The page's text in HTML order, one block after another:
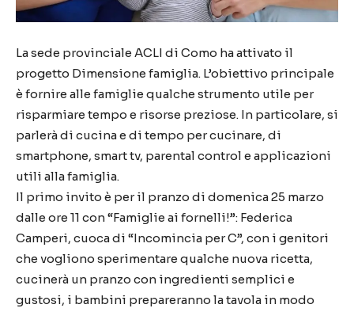
La sede provinciale ACLI di Como ha attivato il
progetto Dimensione famiglia. L’obiettivo principale
è fornire alle famiglie qualche strumento utile per
risparmiare tempo e risorse preziose. In particolare, si
parlerà di cucina e di tempo per cucinare, di
smartphone, smart tv, parental control e applicazioni
utili alla famiglia.
Il primo invito è per il pranzo di domenica 25 marzo
dalle ore 11 con “Famiglie ai fornelli!”: Federica
Camperi, cuoca di “Incomincia per C”, con i genitori
che vogliono sperimentare qualche nuova ricetta,
cucinerà un pranzo con ingredienti semplici e
gustosi, i bambini prepareranno la tavola in modo